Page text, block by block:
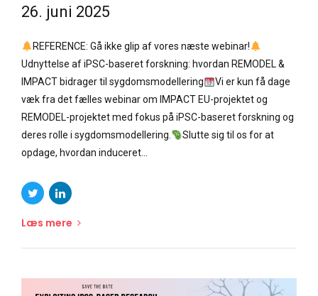
26. juni 2025
REFERENCE: Gå ikke glip af vores næste webinar!
Udnyttelse af iPSC-baseret forskning: hvordan REMODEL &
IMPACT bidrager til sygdomsmodellering
Vi er kun få dage
væk fra det fælles webinar om IMPACT EU-projektet og
REMODEL-projektet med fokus på iPSC-baseret forskning og
deres rolle i sygdomsmodellering.
Slutte sig til os for at
opdage, hvordan induceret...
Læs mere